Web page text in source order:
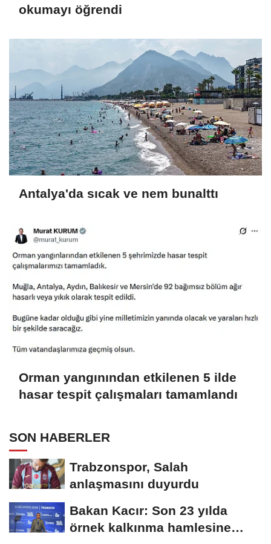
okumayı öğrendi
Antalya'da sıcak ve nem bunalttı
Orman yangınından etkilenen 5 ilde
hasar tespit çalışmaları tamamlandı
SON HABERLER
Trabzonspor, Salah
anlaşmasını duyurdu
Bakan Kacır: Son 23 yılda
örnek kalkınma hamlesine